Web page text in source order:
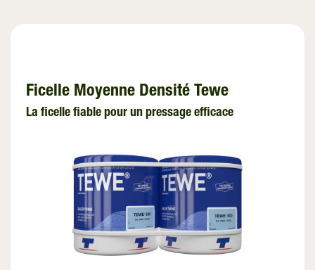
Ficelle Moyenne Densité Tewe
La ficelle fiable pour un pressage efficace